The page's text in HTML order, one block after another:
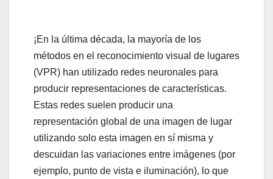
¡En la última década, la mayoría de los
métodos en el reconocimiento visual de lugares
(VPR) han utilizado redes neuronales para
producir representaciones de características.
Estas redes suelen producir una
representación global de una imagen de lugar
utilizando solo esta imagen en sí misma y
descuidan las variaciones entre imágenes (por
ejemplo, punto de vista e iluminación), lo que